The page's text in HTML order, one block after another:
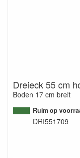
Dreieck 55 cm
Boden 17 cm breit
Ruim op
DRI551709